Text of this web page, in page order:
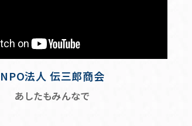
NPO法人 伝三郎商会
あしたもみんなで